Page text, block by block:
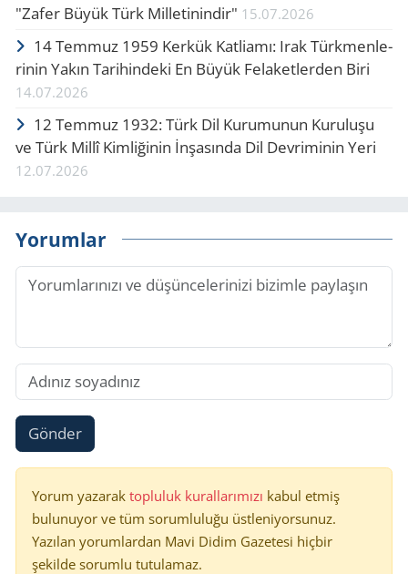
"Zafer Büyük Türk Mil­le­ti­nin­dir" 15.07.2026
14 Tem­muz 1959 Ker­kük Kat­li­amı: Irak Türk­men­le­
ri­nin Yakın Ta­ri­hin­de­ki En Büyük Fe­la­ket­ler­den Biri
14.07.2026
12 Tem­muz 1932: Türk Dil Ku­ru­mu­nun Ku­ru­lu­şu
ve Türk Millî Kim­li­ği­nin İnşa­sın­da Dil Dev­ri­mi­nin Yeri
12.07.2026
Yorumlar
Gönder
Yorum yazarak topluluk kurallarımızı kabul etmiş
bulunuyor ve tüm sorumluluğu üstleniyorsunuz.
Yazılan yorumlardan Mavi Didim Gazetesi hiçbir
şekilde sorumlu tutulamaz.